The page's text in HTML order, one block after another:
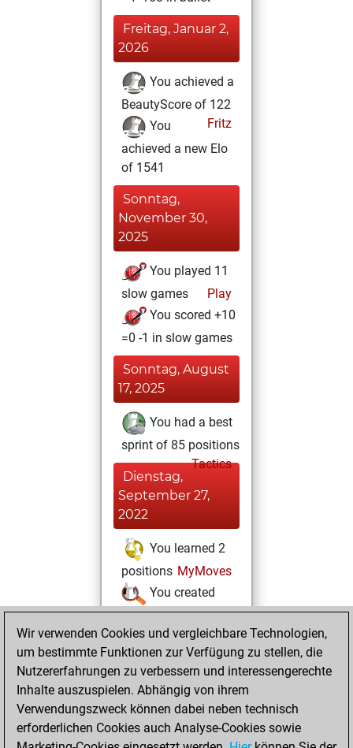
Freitag, Januar 2,
2026
You achieved a
BeautyScore of 122
Fritz
You
achieved a new Elo
of 1541
Sonntag,
November 30,
2025
You played 11
slow games
Play
You scored +10
=0 -1 in slow games
Sonntag, August
17, 2025
You had a best
sprint of 85 positions
Tactics
Dienstag,
September 27,
2022
You learned 2
positions MyMoves
You created
your Studies account
Studies
Dienstag,
Dezember 8, 2020
You won
against Fritz
Fritz
Wir verwenden Cookies und vergleichbare Technologien,
um bestimmte Funktionen zur Verfügung zu stellen, die
Nutzererfahrungen zu verbessern und interessengerechte
Inhalte auszuspielen. Abhängig von ihrem
Verwendungszweck können dabei neben technisch
erforderlichen Cookies auch Analyse-Cookies sowie